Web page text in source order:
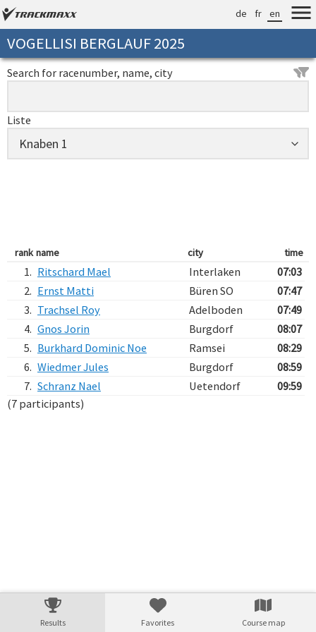
de fr en
VOGELLISI BERGLAUF 2025
Search for racenumber, name, city
Liste
rank name city time
1. Ritschard Mael Interlaken
07:03
2. Ernst Matti Büren SO
07:47
3. Trachsel Roy Adelboden
07:49
4. Gnos Jorin Burgdorf
08:07
5. Burkhard Dominic Noe Ramsei
08:29
6. Wiedmer Jules Burgdorf
08:59
7. Schranz Nael Uetendorf
09:59
(7 participants)
Results Favorites Course map